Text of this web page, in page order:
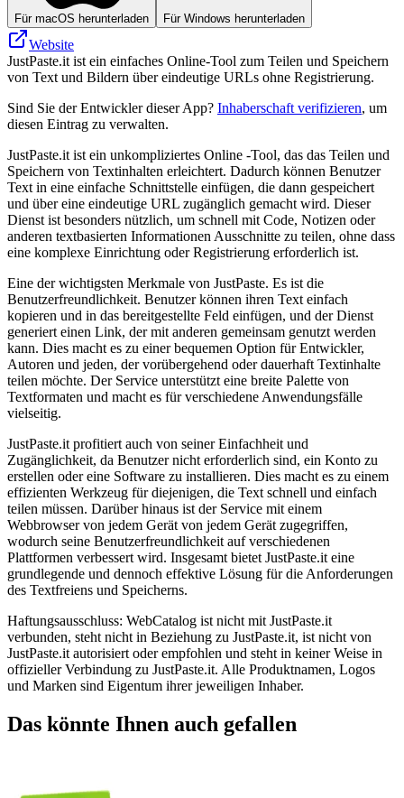
Für macOS herunterladen Für Windows herunterladen
Website
JustPaste.it ist ein einfaches Online-Tool zum Teilen und Speichern
von Text und Bildern über eindeutige URLs ohne Registrierung.
Sind Sie der Entwickler dieser App? Inhaberschaft verifizieren, um
diesen Eintrag zu verwalten.
JustPaste.it ist ein unkompliziertes Online -Tool, das das Teilen und
Speichern von Textinhalten erleichtert. Dadurch können Benutzer
Text in eine einfache Schnittstelle einfügen, die dann gespeichert
und über eine eindeutige URL zugänglich gemacht wird. Dieser
Dienst ist besonders nützlich, um schnell mit Code, Notizen oder
anderen textbasierten Informationen Ausschnitte zu teilen, ohne dass
eine komplexe Einrichtung oder Registrierung erforderlich ist.
Eine der wichtigsten Merkmale von JustPaste. Es ist die
Benutzerfreundlichkeit. Benutzer können ihren Text einfach
kopieren und in das bereitgestellte Feld einfügen, und der Dienst
generiert einen Link, der mit anderen gemeinsam genutzt werden
kann. Dies macht es zu einer bequemen Option für Entwickler,
Autoren und jeden, der vorübergehend oder dauerhaft Textinhalte
teilen möchte. Der Service unterstützt eine breite Palette von
Textformaten und macht es für verschiedene Anwendungsfälle
vielseitig.
JustPaste.it profitiert auch von seiner Einfachheit und
Zugänglichkeit, da Benutzer nicht erforderlich sind, ein Konto zu
erstellen oder eine Software zu installieren. Dies macht es zu einem
effizienten Werkzeug für diejenigen, die Text schnell und einfach
teilen müssen. Darüber hinaus ist der Service mit einem
Webbrowser von jedem Gerät von jedem Gerät zugegriffen,
wodurch seine Benutzerfreundlichkeit auf verschiedenen
Plattformen verbessert wird. Insgesamt bietet JustPaste.it eine
grundlegende und dennoch effektive Lösung für die Anforderungen
des Textfreiens und Speicherns.
Haftungsausschluss: WebCatalog ist nicht mit JustPaste.it
verbunden, steht nicht in Beziehung zu JustPaste.it, ist nicht von
JustPaste.it autorisiert oder empfohlen und steht in keiner Weise in
offizieller Verbindung zu JustPaste.it. Alle Produktnamen, Logos
und Marken sind Eigentum ihrer jeweiligen Inhaber.
Das könnte Ihnen auch gefallen